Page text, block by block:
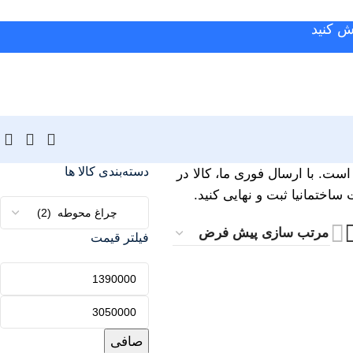
کنید
با ارسال فوری ما، کالا در
ثبت و نهایی کنید.
دسته‌بندی کالا ها
فیلتر قیمت
صافی